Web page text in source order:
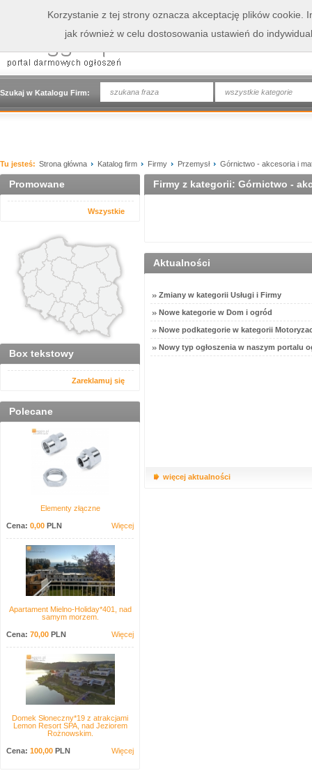
Szukaj w Katalogu Firm: wszystkie kategorie
Tu jesteś: Strona główna Katalog firm Firmy Przemysł Górnictwo - akcesoria i
Promowane
Wszystkie
Box tekstowy
Zareklamuj się
Polecane
Elementy złączne
Cena: 0,00 PLN Więcej
Apartament Mielno-Holiday*401, nad
samym morzem.
Cena: 70,00 PLN Więcej
Domek Słoneczny*19 z atrakcjami
Lemon Resort SPA, nad Jeziorem
Rożnowskim.
Cena: 100,00 PLN Więcej
Firmy z kategorii: Górnictwo -
Aktualności
Zmiany w kategorii Usługi i Firmy
Nowe kategorie w Dom i ogród
Nowe podkategorie w kategorii
Nowy typ ogłoszenia w naszym portalu
więcej aktualności
Korzystanie z tej strony oznacza akceptację plików cookie.
jak również w celu dostosowania ustawień do